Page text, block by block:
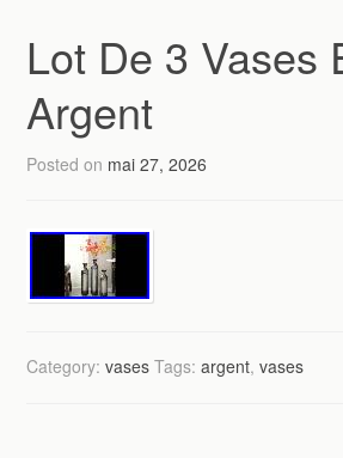
Lot De 3 Vases
Argent
Posted on mai 27, 2026
Category:vases Tags:argent,vases